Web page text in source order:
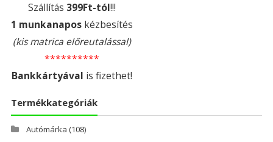
Szállítás 399Ft-tól!!!
1 munkanaposkézbesítés
(kis matrica előreutalással)
**********
Bankkártyával is fizethet!
Termékkategóriák
Autómárka (108)